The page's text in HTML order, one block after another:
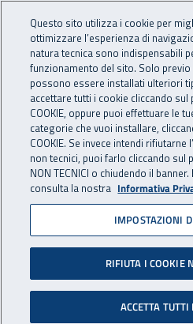
INAIL -
Navigazione
Navigazione - Ti trovi in:
Home Inail comunica News
19 dicembre 2024
Il ruolo della
pubblica al
convegno
Questo sito utilizza i cookie per
ottimizzare l’esperienza di
natura tecnica sono indispensabili
funzionamento del sito. Solo previo
possono essere installati ulteriori
accettare tutti i cookie cliccando sul
COOKIE, oppure puoi effettuare le
categorie che vuoi installare,
COOKIE. Se invece intendi
non tecnici, puoi farlo cliccando sul
NON TECNICI o chiudendo il
consulta la nostra Informativa
IMPOSTAZIONI
RIFIUTA I COOKIE
ACCETTA